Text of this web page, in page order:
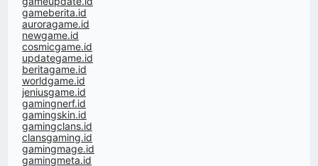
gameberita.id
auroragame.id
newgame.id
cosmicgame.id
updategame.id
beritagame.id
worldgame.id
jeniusgame.id
gamingnerf.id
gamingskin.id
gamingclans.id
clansgaming.id
gamingmage.id
gamingmeta.id